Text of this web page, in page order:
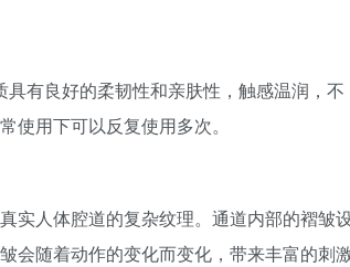
有良好的柔韧性和亲肤性，触感温润，不
用下可以反复使用多次。
实人体腔道的复杂纹理。通道内部的褶皱
会随着动作的变化而变化，带来丰富的刺